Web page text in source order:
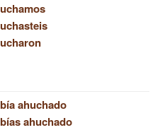
ahuchado
ahuchado